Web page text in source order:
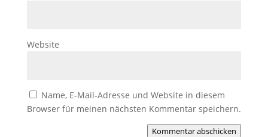
Website
Name, E-Mail-Adresse und Website in diesem
Browser für meinen nächsten Kommentar speichern.
Kommentar abschicken